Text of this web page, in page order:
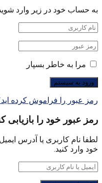
به حساب خود در زیر وارد
مرا به خاطر بسپار
رمز عبور را فراموش کرده
رمز عبور خود را بازیابی
لطفا نام کاربری یا آدرس
خود وارد کنید.